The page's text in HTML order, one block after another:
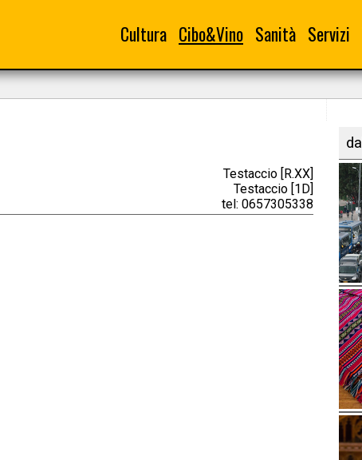
Cultura Cibo&Vino Sanità Servizi
Testaccio [R.XX]
Testaccio [1D]
tel: 0657305338
dal